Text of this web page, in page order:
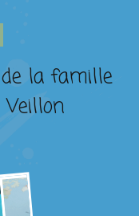
la famille